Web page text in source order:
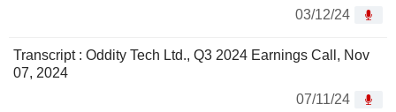
03/12/24
Transcript : Oddity Tech Ltd., Q3 2024 Earnings Call, Nov
07, 2024
07/11/24